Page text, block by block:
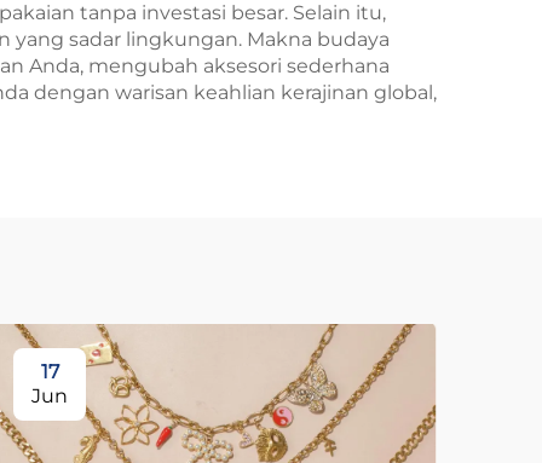
tanpa investasi besar. Selain itu,
sadar lingkungan. Makna budaya
Anda, mengubah aksesori sederhana
dengan warisan keahlian kerajinan global,
17
Jun